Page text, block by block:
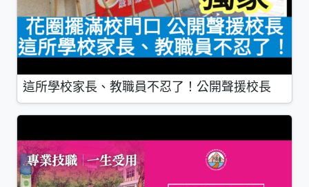
這所學校家長、教職員不忍了！公開聲援校長